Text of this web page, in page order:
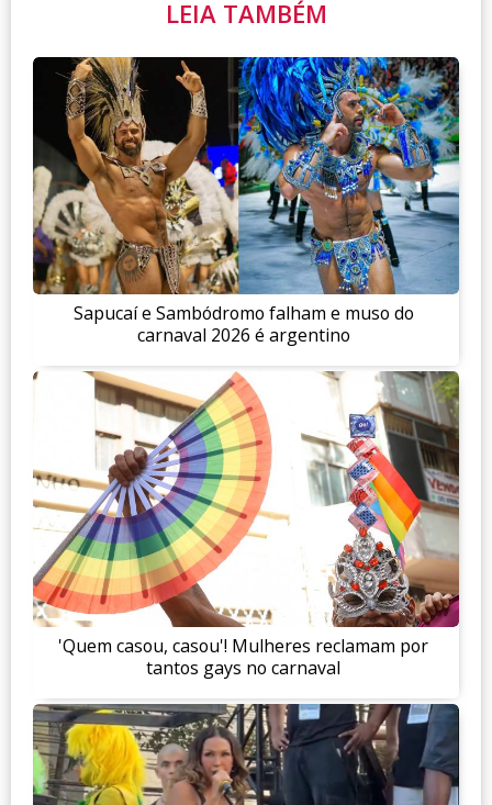
LEIA TAMBÉM
Sapucaí e Sambódromo falham e muso do
carnaval 2026 é argentino
'Quem casou, casou'! Mulheres reclamam por
tantos gays no carnaval